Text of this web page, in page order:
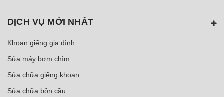
DỊCH VỤ MỚI NHẤT
Khoan giếng gia đình
Sửa máy bơm chìm
Sửa chữa giếng khoan
Sửa chữa bồn cầu